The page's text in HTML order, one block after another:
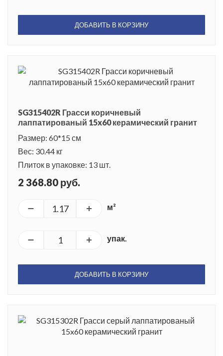
ДОБАВИТЬ В КОРЗИНУ
SG315402R Грасси коричневый
лаппатированый 15x60 керамический гранит
Размер: 60*15 см
Вес: 30.44 кг
Плиток в упаковке: 13 шт.
2 368.80 руб.
м²
упак.
ДОБАВИТЬ В КОРЗИНУ